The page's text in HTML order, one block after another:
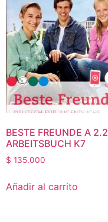
BESTE FREUNDE A 2.2
ARBEITSBUCH K7
$ 135.000
Añadir al carrito